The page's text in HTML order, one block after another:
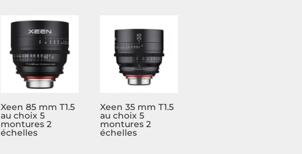
Xeen 85 mm T1.5
au choix 5
montures 2
échelles
Xeen 35 mm T1.5
au choix 5
montures 2
échelles